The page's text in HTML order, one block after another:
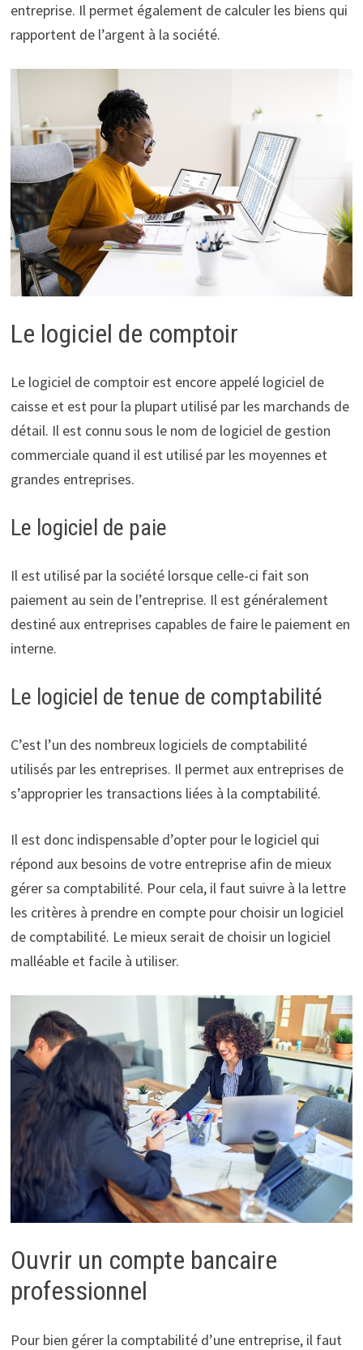
entreprise. Il permet également de calculer les biens qui
rapportent de l’argent à la société.
Le logiciel de comptoir
Le logiciel de comptoir est encore appelé logiciel de
caisse et est pour la plupart utilisé par les marchands de
détail. Il est connu sous le nom de logiciel de gestion
commerciale quand il est utilisé par les moyennes et
grandes entreprises.
Le logiciel de paie
Il est utilisé par la société lorsque celle-ci fait son
paiement au sein de l’entreprise. Il est généralement
destiné aux entreprises capables de faire le paiement en
interne.
Le logiciel de tenue de comptabilité
C’est l’un des nombreux logiciels de comptabilité
utilisés par les entreprises. Il permet aux entreprises de
s’approprier les transactions liées à la comptabilité.
Il est donc indispensable d’opter pour le logiciel qui
répond aux besoins de votre entreprise afin de mieux
gérer sa comptabilité. Pour cela, il faut suivre à la lettre
les critères à prendre en compte pour choisir un logiciel
de comptabilité. Le mieux serait de choisir un logiciel
malléable et facile à utiliser.
Ouvrir un compte bancaire
professionnel
Pour bien gérer la comptabilité d’une entreprise, il faut